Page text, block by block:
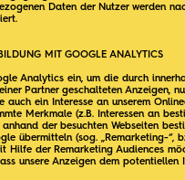
Daten der Nutzer werden
MIT GOOGLE ANALYTICS
Analytics ein, um die durch
Partner geschalteten Anzeigen,
auch ein Interesse an unserem
Merkmale (z.B. Interessen an
der besuchten Webseiten
übermitteln (sog. „Remarketing-“,
Hilfe der Remarketing Audiences
unsere Anzeigen dem potentiellen